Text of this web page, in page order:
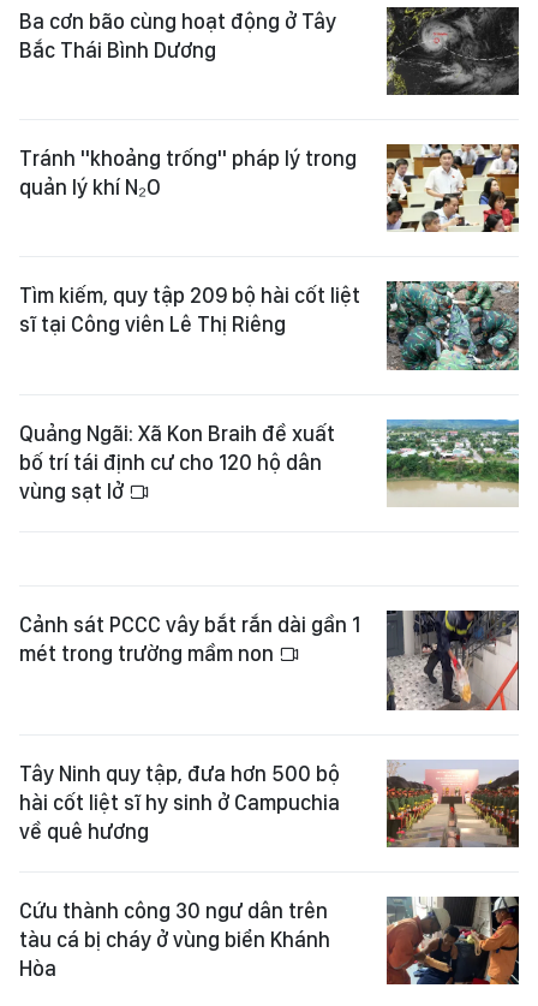
Ba cơn bão cùng hoạt động ở Tây
Bắc Thái Bình Dương
Tránh "khoảng trống" pháp lý trong
quản lý khí N₂O
Tìm kiếm, quy tập 209 bộ hài cốt liệt
sĩ tại Công viên Lê Thị Riêng
Quảng Ngãi: Xã Kon Braih đề xuất
bố trí tái định cư cho 120 hộ dân
vùng sạt lở
Cảnh sát PCCC vây bắt rắn dài gần 1
mét trong trường mầm non
Tây Ninh quy tập, đưa hơn 500 bộ
hài cốt liệt sĩ hy sinh ở Campuchia
về quê hương
Cứu thành công 30 ngư dân trên
tàu cá bị cháy ở vùng biển Khánh
Hòa